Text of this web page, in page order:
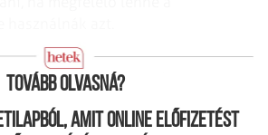
viselkedészavaros gyerekek
Tovább olvasná?
amit online előfizetést